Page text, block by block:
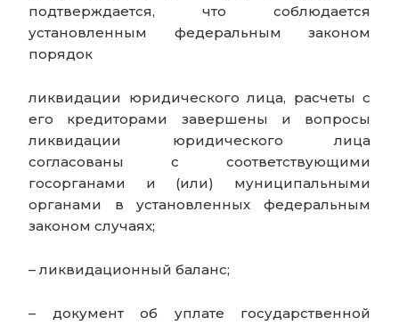
подтверждается, что соблюдается
установленным федеральным законом
порядок
ликвидации юридического лица, расчеты с
его кредиторами завершены и вопросы
ликвидации юридического лица
согласованы с соответствующими
госорганами и (или) муниципальными
органами в установленных федеральным
законом случаях;
– ликвидационный баланс;
– документ об уплате государственной